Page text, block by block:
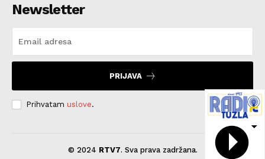
Newsletter
PRIJAVA
Prihvatam uslove.
© 2024 RTV7. Sva prava zadržana.